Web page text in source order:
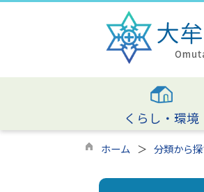
くらし・環境
ホーム 分類から